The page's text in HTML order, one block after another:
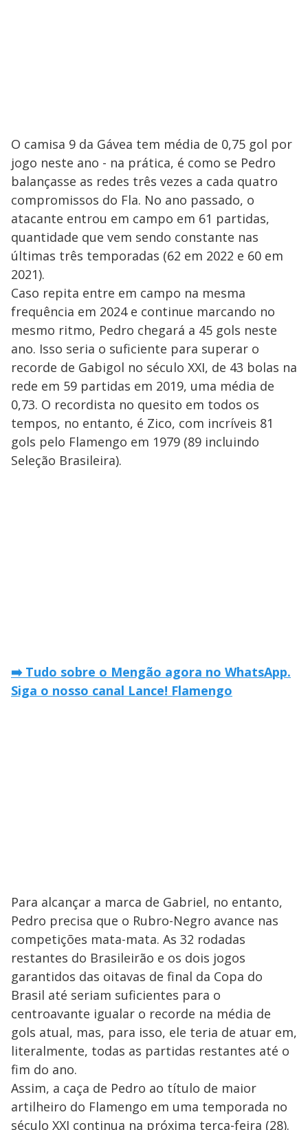
O camisa 9 da Gávea tem média de 0,75 gol por
jogo neste ano - na prática, é como se Pedro
balançasse as redes três vezes a cada quatro
compromissos do Fla. No ano passado, o
atacante entrou em campo em 61 partidas,
quantidade que vem sendo constante nas
últimas três temporadas (62 em 2022 e 60 em
2021).
Caso repita entre em campo na mesma
frequência em 2024 e continue marcando no
mesmo ritmo, Pedro chegará a 45 gols neste
ano. Isso seria o suficiente para superar o
recorde de Gabigol no século XXI, de 43 bolas na
rede em 59 partidas em 2019, uma média de
0,73. O recordista no quesito em todos os
tempos, no entanto, é Zico, com incríveis 81
gols pelo Flamengo em 1979 (89 incluindo
Seleção Brasileira).
➡️ Tudo sobre o Mengão agora no WhatsApp.
Siga o nosso canal Lance! Flamengo
Para alcançar a marca de Gabriel, no entanto,
Pedro precisa que o Rubro-Negro avance nas
competições mata-mata. As 32 rodadas
restantes do Brasileirão e os dois jogos
garantidos das oitavas de final da Copa do
Brasil até seriam suficientes para o
centroavante igualar o recorde na média de
gols atual, mas, para isso, ele teria de atuar em,
literalmente, todas as partidas restantes até o
fim do ano.
Assim, a caça de Pedro ao título de maior
artilheiro do Flamengo em uma temporada no
século XXI continua na próxima terça-feira (28).